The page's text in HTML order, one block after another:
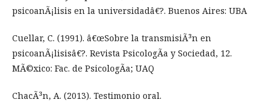
psicoanÃ¡lisis en la universidadâ€?. Buenos Aires: UBA
Cuellar, C. (1991). â€œSobre la transmisiÃ³n en
psicoanÃ¡lisisâ€?. Revista PsicologÃ­a y Sociedad, 12.
MÃ©xico: Fac. de PsicologÃ­a; UAQ
ChacÃ³n, A. (2013). Testimonio oral.